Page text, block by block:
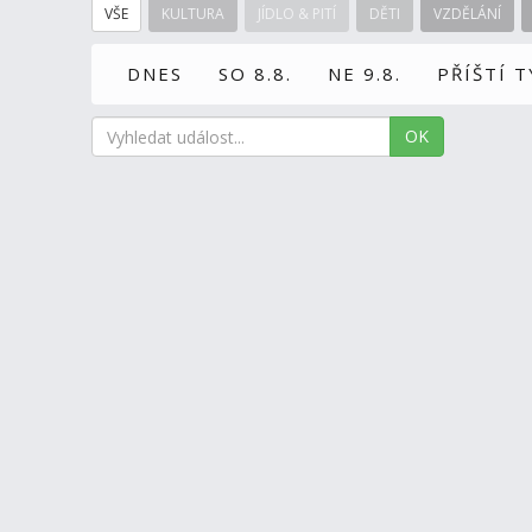
VŠE KULTURA JÍDLO & PITÍ DĚTI VZDĚLÁNÍ
DNES SO 8.8. NE 9.8. PŘÍŠTÍ
OK